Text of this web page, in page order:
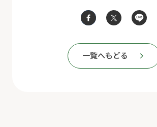
一覧へもどる